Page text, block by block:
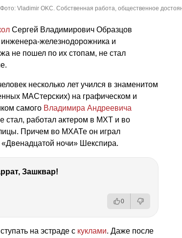
Фото: Vladimir OKC. Собственная работа, общественное
Сергей Владимирович Образцов
железнодорожника и
не пошел по их стопам, не стал
несколько лет учился в знаменитом
МАСтерских) на графическом и
самого Владимира Андреевича
стал, работал актером в МХТ и во
Причем во МХАТе он играл
ночи» Шекспира.
Зашквар!
0
на эстраде с куклами. Даже после